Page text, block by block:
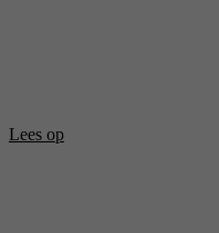
Lees op